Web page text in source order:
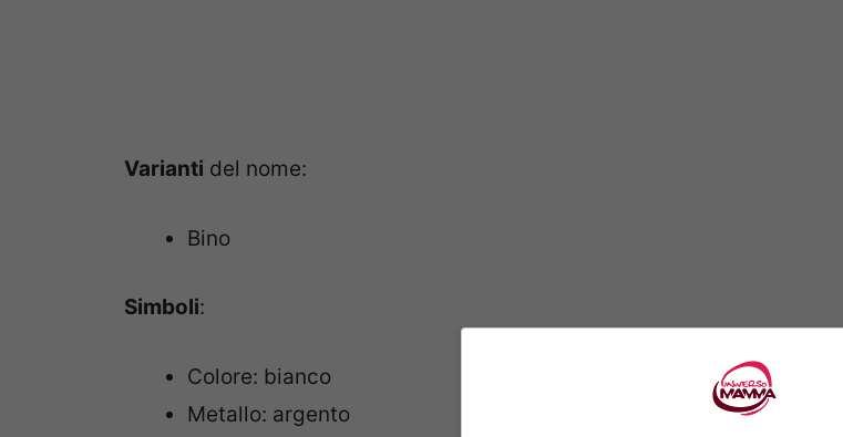
Varianti del nome:
Bino
Simboli:
Colore: bianco
Metallo: argento